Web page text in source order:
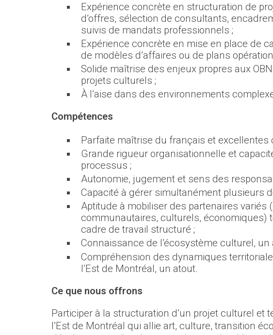
Expérience concrète en structuration de
d’offres, sélection de consultants,
suivis de mandats professionnels ;
Expérience concrète en mise en place de
de modèles d’affaires ou de plans
Solide maîtrise des enjeux propres aux
projets culturels ;
À l’aise dans des environnements
Compétences
Parfaite maîtrise du français et excellentes
Grande rigueur organisationnelle et
processus ;
Autonomie, jugement et sens des
Capacité à gérer simultanément plusieurs
Aptitude à mobiliser des partenaires variés
communautaires, culturels, économiques)
cadre de travail structuré ;
Connaissance de l’écosystème culturel, un
Compréhension des dynamiques
l’Est de Montréal, un atout.
Ce que nous offrons
Participer à la structuration d’un projet culturel et
l’Est de Montréal qui allie art, culture, transition